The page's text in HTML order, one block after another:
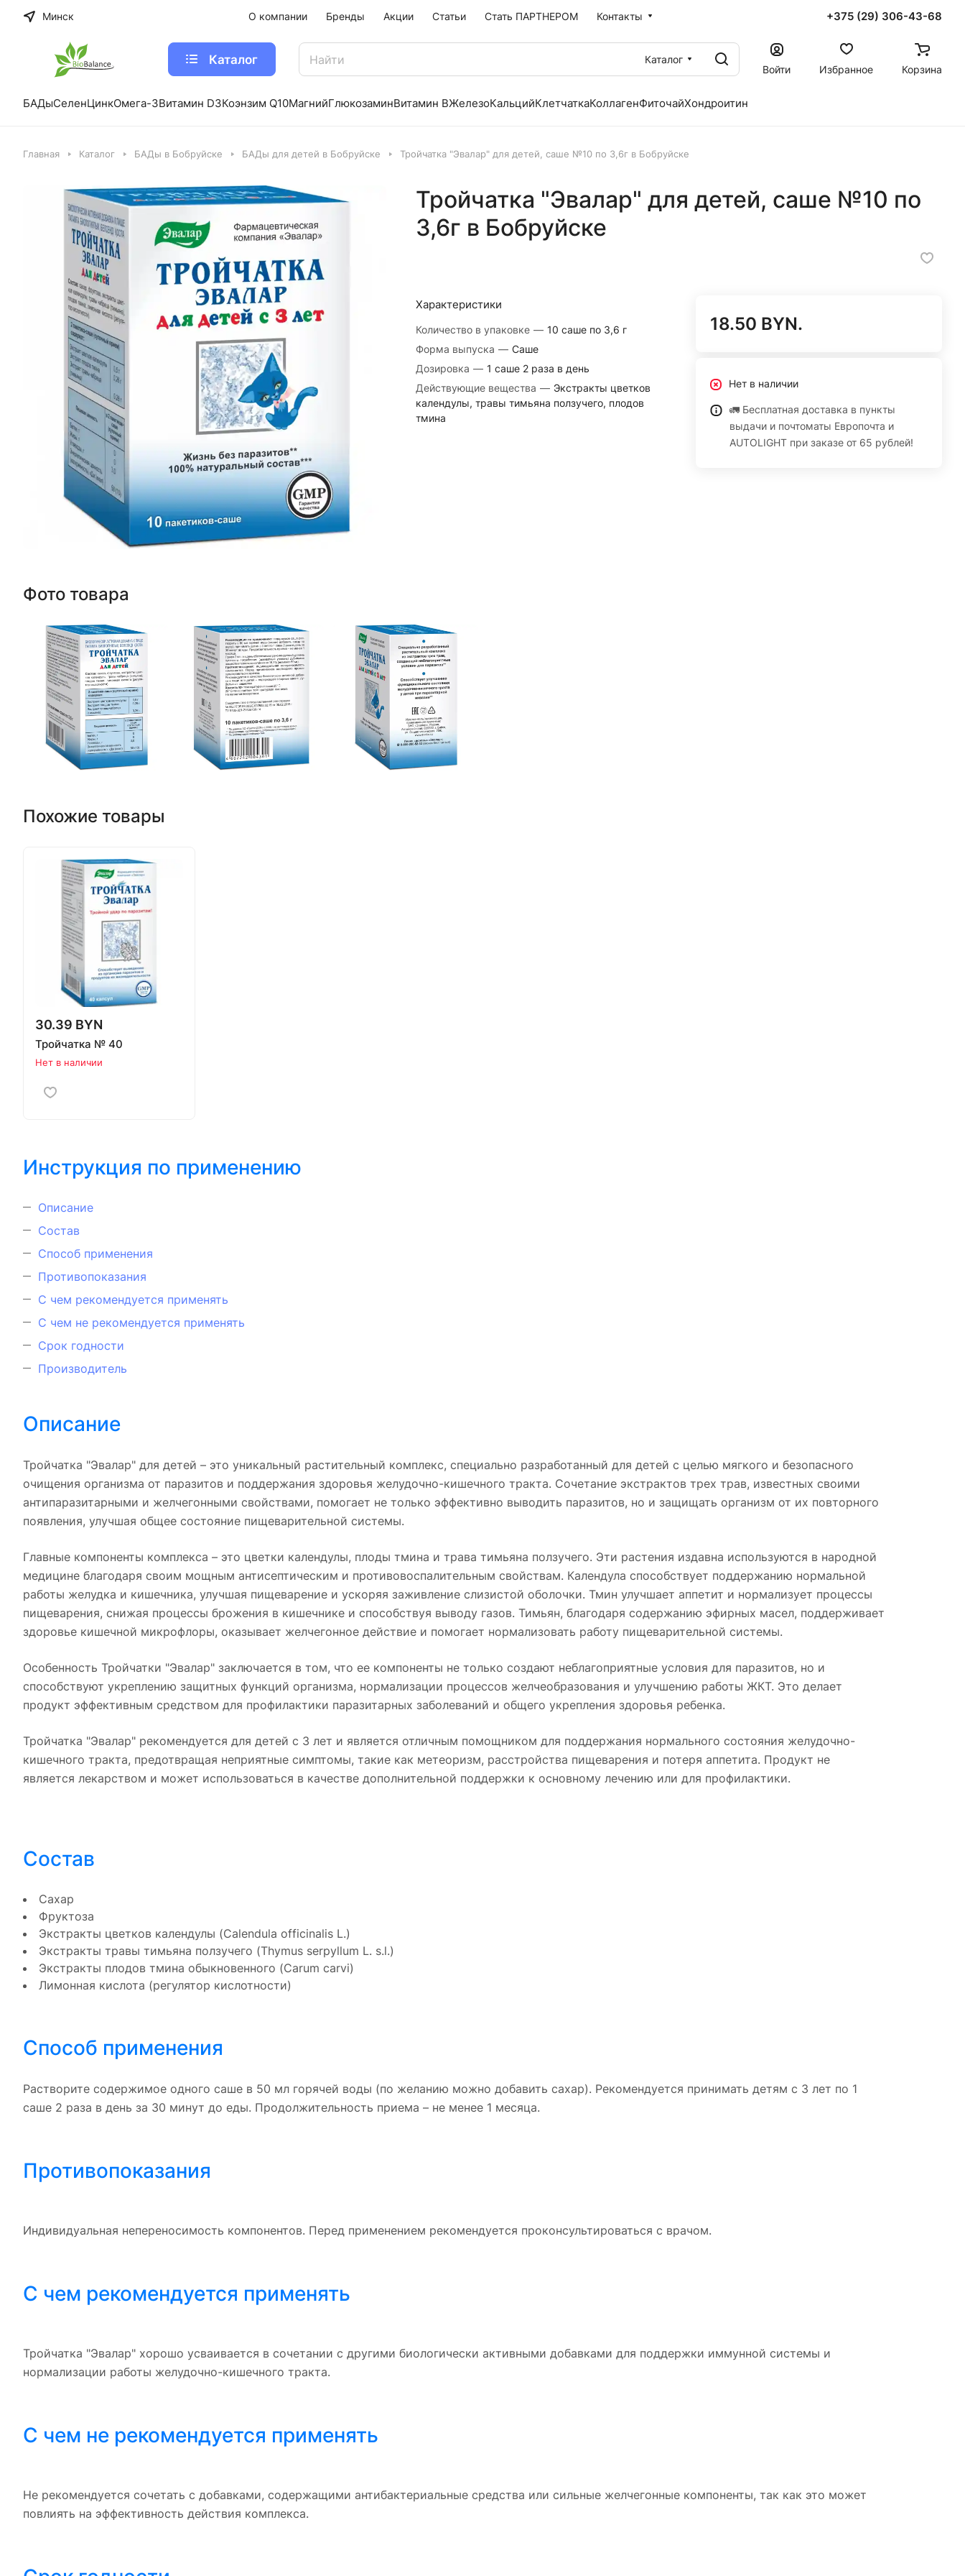
Минск О компании Бренды Акции Статьи Стать ПАРТНЕРОМ Контакты +375 (29) 306-43-68
Каталог
Каталог
Войти
Избранное Корзина
БАДыСеленЦинкОмега-3Витамин D3Коэнзим Q10МагнийГлюкозаминВитамин BЖелезоКальцийКлетчаткаКоллагенФиточайХондроитин
Главная Каталог БАДы в Бобруйске БАДы для детей в Бобруйске Тройчатка "Эвалар" для детей, саше №10 по 3,6г в Бобруйске
Тройчатка "Эвалар" для детей, саше №10 по
3,6г в Бобруйске
Характеристики
Количество в упаковке — 10 саше по 3,6 г
Форма выпуска — Саше
Дозировка — 1 саше 2 раза в день
Действующие вещества — Экстракты цветков
календулы, травы тимьяна ползучего, плодов
тмина
18.50 BYN.
Нет в наличии
🚛 Бесплатная доставка в пункты
выдачи и почтоматы Европочта и
AUTOLIGHT при заказе от 65 рублей!
Фото товара
Похожие товары
30.39 BYN
Тройчатка № 40
Нет в наличии
Инструкция по применению
Описание
Состав
Способ применения
Противопоказания
С чем рекомендуется применять
С чем не рекомендуется применять
Срок годности
Производитель
Описание
Тройчатка "Эвалар" для детей – это уникальный растительный комплекс, специально разработанный для детей с целью мягкого и безопасного
очищения организма от паразитов и поддержания здоровья желудочно-кишечного тракта. Сочетание экстрактов трех трав, известных своими
антипаразитарными и желчегонными свойствами, помогает не только эффективно выводить паразитов, но и защищать организм от их повторного
появления, улучшая общее состояние пищеварительной системы.
Главные компоненты комплекса – это цветки календулы, плоды тмина и трава тимьяна ползучего. Эти растения издавна используются в народной
медицине благодаря своим мощным антисептическим и противовоспалительным свойствам. Календула способствует поддержанию нормальной
работы желудка и кишечника, улучшая пищеварение и ускоряя заживление слизистой оболочки. Тмин улучшает аппетит и нормализует процессы
пищеварения, снижая процессы брожения в кишечнике и способствуя выводу газов. Тимьян, благодаря содержанию эфирных масел, поддерживает
здоровье кишечной микрофлоры, оказывает желчегонное действие и помогает нормализовать работу пищеварительной системы.
Особенность Тройчатки "Эвалар" заключается в том, что ее компоненты не только создают неблагоприятные условия для паразитов, но и
способствуют укреплению защитных функций организма, нормализации процессов желчеобразования и улучшению работы ЖКТ. Это делает
продукт эффективным средством для профилактики паразитарных заболеваний и общего укрепления здоровья ребенка.
Тройчатка "Эвалар" рекомендуется для детей с 3 лет и является отличным помощником для поддержания нормального состояния желудочно-
кишечного тракта, предотвращая неприятные симптомы, такие как метеоризм, расстройства пищеварения и потеря аппетита. Продукт не
является лекарством и может использоваться в качестве дополнительной поддержки к основному лечению или для профилактики.
Состав
Сахар
Фруктоза
Экстракты цветков календулы (Calendula officinalis L.)
Экстракты травы тимьяна ползучего (Thymus serpyllum L. s.l.)
Экстракты плодов тмина обыкновенного (Carum carvi)
Лимонная кислота (регулятор кислотности)
Способ применения
Растворите содержимое одного саше в 50 мл горячей воды (по желанию можно добавить сахар). Рекомендуется принимать детям с 3 лет по 1
саше 2 раза в день за 30 минут до еды. Продолжительность приема – не менее 1 месяца.
Противопоказания
Индивидуальная непереносимость компонентов. Перед применением рекомендуется проконсультироваться с врачом.
С чем рекомендуется применять
Тройчатка "Эвалар" хорошо усваивается в сочетании с другими биологически активными добавками для поддержки иммунной системы и
нормализации работы желудочно-кишечного тракта.
С чем не рекомендуется применять
Не рекомендуется сочетать с добавками, содержащими антибактериальные средства или сильные желчегонные компоненты, так как это может
повлиять на эффективность действия комплекса.